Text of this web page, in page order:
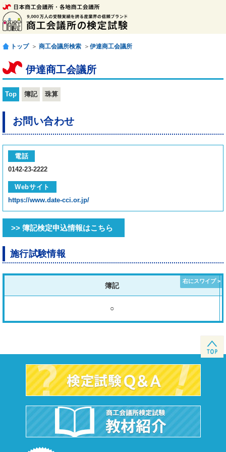
トップ ＞ 商工会議所検索 ＞ 伊達商工会議所
伊達商工会議所
Top 簿記 珠算
お問い合わせ
電話
0142-23-2222
Webサイト
https://www.date-cci.or.jp/
>> 簿記検定申込情報はこちら
施行試験情報
簿記
○